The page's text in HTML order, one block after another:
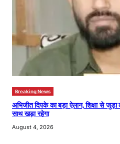
Breaking News
अभिजीत दिपके का बड़ा ऐलान, शिक्षा से जुड़ा
साथ खड़ा रहेगा
August 4, 2026